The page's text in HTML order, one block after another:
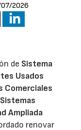
2026
de Sistema
Usados
Comerciales
Sistemas
Ampliada
renovar